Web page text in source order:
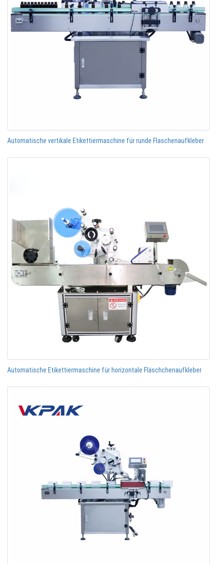
Automatische vertikale Etikettiermaschine für runde Flaschenaufkleber
Automatische Etikettiermaschine für horizontale Fläschchenaufkleber